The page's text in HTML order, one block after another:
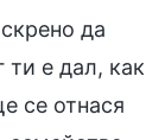
да
е дал, как
се отнася